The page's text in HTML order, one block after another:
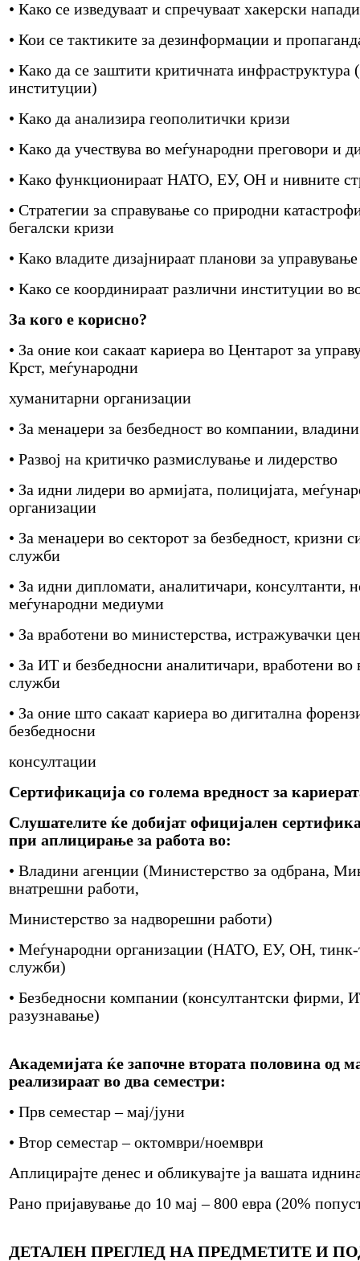
• Како се изведуваат и спречуваат хакерски напади
• Кои се тактиките за дезинформации и
• Како да се заштити критичната инфраструктура
институции)
• Како да анализира геополитички кризи
• Како да учествува во меѓународни преговори и
• Како функционираат НАТО, ЕУ, ОН и нивните
• Стратегии за справување со природни
бегалски кризи
• Како владите дизајнираат планови за
• Како се координираат различни институции во
За кого е корисно?
• За оние кои сакаат кариера во Центарот за
Крст, меѓународни
хуманитарни организации
• За менаџери за безбедност во компании,
• Развој на критичко размислување и лидерство
• За идни лидери во армијата, полицијата,
организации
• За менаџери во секторот за безбедност, кризни
служби
• За идни дипломати, аналитичари, консултанти,
меѓународни медиуми
• За вработени во министерства, истражувачки
• За ИТ и безбедносни аналитичари, вработени во
служби
• За оние што сакаат кариера во дигитална
безбедносни
консултации
Сертификација со голема вредност за
Слушателите ќе добијат официјален
при аплицирање за работа во:
• Владини агенции (Министерство за одбрана,
внатрешни работи,
Министерство за надворешни работи)
• Меѓународни организации (НАТО, ЕУ, ОН, тинк-
служби)
• Безбедносни компании (консултантски фирми,
разузнавање)
Академијата ќе започне втората половина од
реализираат во два семестри:
• Прв семестар – мај/јуни
• Втор семестар – октомври/ноември
Аплицирајте денес и обликувајте ја вашата
Рано пријавување до 10 мај – 800 евра (20%
ДЕТАЛЕН ПРЕГЛЕД НА ПРЕДМЕТИТЕ И